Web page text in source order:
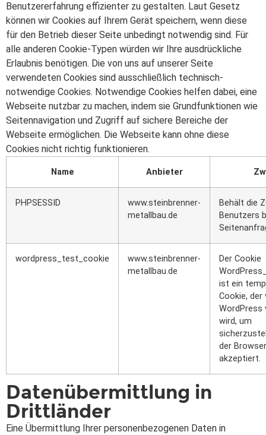
Benutzererfahrung effizienter zu gestalten. Laut Gesetz
können wir Cookies auf Ihrem Gerät speichern, wenn diese
für den Betrieb dieser Seite unbedingt notwendig sind. Für
alle anderen Cookie-Typen würden wir Ihre ausdrückliche
Erlaubnis benötigen. Die von uns auf unserer Seite
verwendeten Cookies sind ausschließlich technisch-
notwendige Cookies. Notwendige Cookies helfen dabei, eine
Webseite nutzbar zu machen, indem sie Grundfunktionen wie
Seitennavigation und Zugriff auf sichere Bereiche der
Webseite ermöglichen. Die Webseite kann ohne diese
Cookies nicht richtig funktionieren.
Name Anbieter
PHPSESSID
www.steinbrenner-
metallbau.de
Behält die
Benutzers
wordpress_test_cookie
www.steinbrenner-
metallbau.de
Der Cookie
ist ein
Cookie, der
WordPress
wird, um
der
akzeptiert.
Datenübermittlung in
Drittländer
Eine Übermittlung Ihrer personenbezogenen Daten in